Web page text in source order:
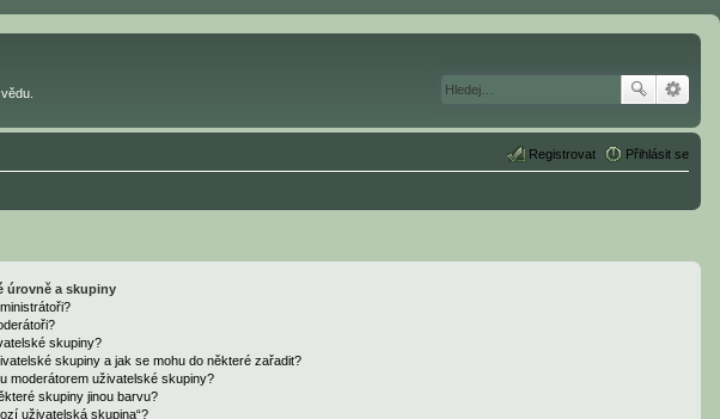
Přihlásit se
Registrovat
úrovně a skupiny
skupiny?
skupiny a jak se mohu do některé zařadit?
moderátorem uživatelské skupiny?
skupiny jinou barvu?
uživatelská skupina“?